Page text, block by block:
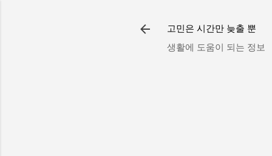
고민은 시간만 늦출 뿐
생활에 도움이 되는 정보